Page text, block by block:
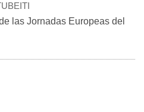
las Jornadas Europeas del